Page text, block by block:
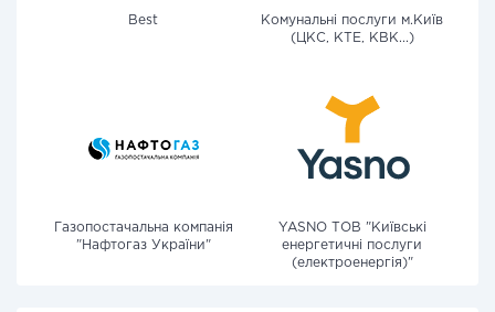
Best
Комунальні послуги м.Київ
(ЦКС, КТЕ, КВК...)
Газопостачальна компанія
"Нафтогаз України"
YASNO ТОВ "Київські
енергетичні послуги
(електроенергія)"